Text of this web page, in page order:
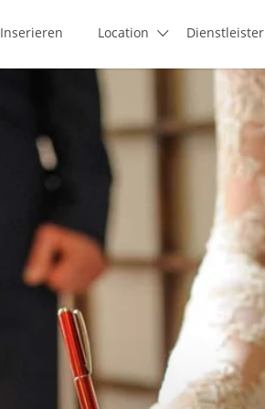
Inserieren Location Dienstleister